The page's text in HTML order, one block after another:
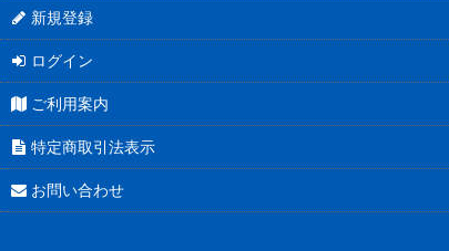
新規登録
ログイン
ご利用案内
特定商取引法表示
お問い合わせ